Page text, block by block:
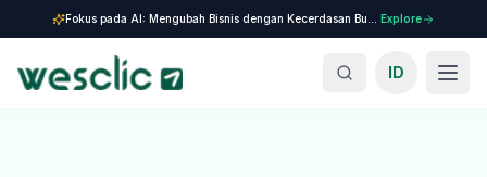
Explore
ID